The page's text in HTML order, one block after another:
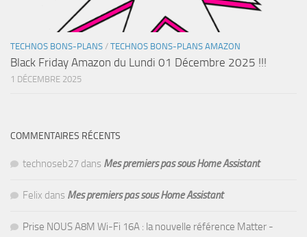
TECHNOS BONS-PLANS / TECHNOS BONS-PLANS AMAZON
Black Friday Amazon du Lundi 01 Décembre 2025 !!!
1 DÉCEMBRE 2025
COMMENTAIRES RÉCENTS
technoseb27 dans Mes premiers pas sous Home Assistant
Felix dans Mes premiers pas sous Home Assistant
Prise NOUS A8M Wi-Fi 16A : la nouvelle référence Matter -